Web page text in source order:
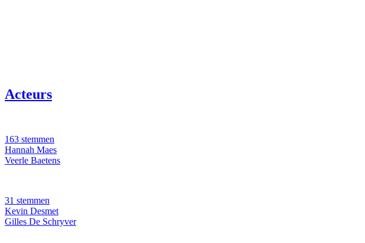
Acteurs
163 stemmen
Hannah Maes
Veerle Baetens
31 stemmen
Kevin Desmet
Gilles De Schryver